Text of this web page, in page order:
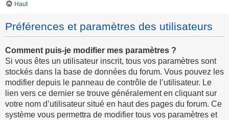
Haut
Préférences et paramètres des utilisateurs
Comment puis-je modifier mes paramètres ?
Si vous êtes un utilisateur inscrit, tous vos paramètres sont
stockés dans la base de données du forum. Vous pouvez les
modifier depuis le panneau de contrôle de l’utilisateur. Le
lien vers ce dernier se trouve généralement en cliquant sur
votre nom d’utilisateur situé en haut des pages du forum. Ce
système vous permettra de modifier tous vos paramètres et